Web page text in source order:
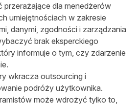
przerażające dla menedżerów
umiejętnościach w zakresie
danymi, zgodności i zarządzania
brak eksperckiego
informuje o tym, czy zdarzenie
wkracza outsourcing i
podróży użytkownika.
może wdrożyć tylko to,